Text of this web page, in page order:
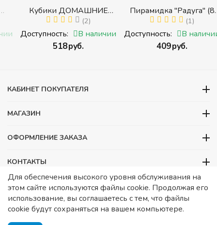
Кубики ДОМАШНИЕ
ЖИВОТНЫЕ (Томик)
(Набор кубиков
разрезных (складных))
(2)
Доступность: В наличии
‍518‍ руб.
Пирамидка "Радуга" (8
деталей) (Пирамидка
среднего размера)
(1)
Доступность: В наличии
‍409‍руб.
КАБИНЕТ ПОКУПАТЕЛЯ
МАГАЗИН
ОФОРМЛЕНИЕ ЗАКАЗА
КОНТАКТЫ
ООО «Детский сад», ОГРН 1157746480088
ИНН 7728252648 КПП 772601001 Юридический адрес – Москва,
ул. Подольских курсантов, д 3. стр 2. Помещение 1/3. Информация
о товарах носит справочный характер и не является публичной
офертой, определяемой Статьей 437 ГК РФ.
Для обеспечения высокого уровня обслуживания на
этом сайте используются файлы cookie. Продолжая его
использование, вы соглашаетесь с тем, что файлы
cookie будут сохраняться на вашем компьютере.